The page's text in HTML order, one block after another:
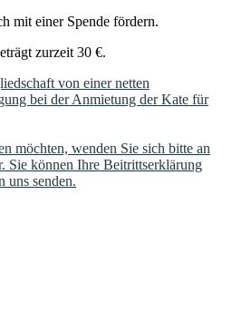
mit einer Spende fördern.
zurzeit 30 €.
von einer netten
bei der Anmietung der Kate für
möchten, wenden Sie sich bitte an
Sie können Ihre Beitrittserklärung
uns senden.